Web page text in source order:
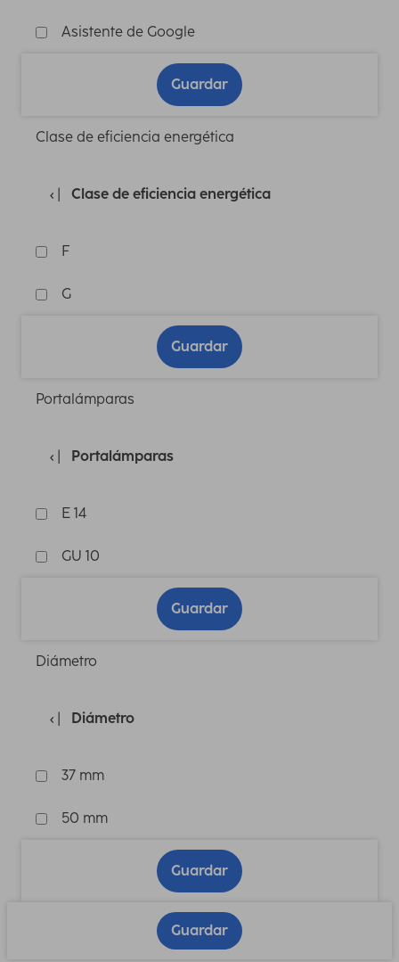
Asistente de Google
Guardar
Clase de eficiencia energética
Clase de eficiencia energética
F
G
Guardar
Portalámparas
Portalámparas
E 14
GU 10
Guardar
Diámetro
Diámetro
37 mm
50 mm
Guardar
Guardar